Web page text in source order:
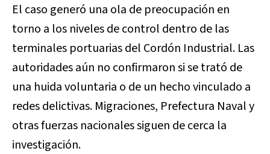
El caso generó una ola de preocupación en
torno a los niveles de control dentro de las
terminales portuarias del Cordón Industrial. Las
autoridades aún no confirmaron si se trató de
una huida voluntaria o de un hecho vinculado a
redes delictivas. Migraciones, Prefectura Naval y
otras fuerzas nacionales siguen de cerca la
investigación.